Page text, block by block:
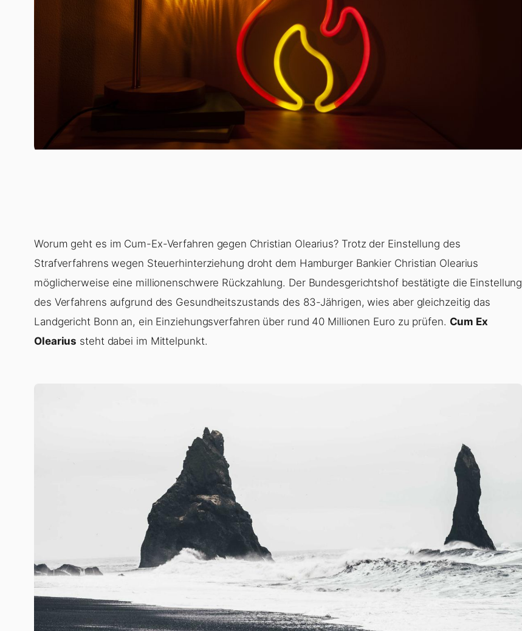
Worum geht es im Cum-Ex-Verfahren gegen Christian Olearius? Trotz der Einstellung des
Strafverfahrens wegen Steuerhinterziehung droht dem Hamburger Bankier Christian Olearius
möglicherweise eine millionenschwere Rückzahlung. Der Bundesgerichtshof bestätigte die Einstellung
des Verfahrens aufgrund des Gesundheitszustands des 83-Jährigen, wies aber gleichzeitig das
Landgericht Bonn an, ein Einziehungsverfahren über rund 40 Millionen Euro zu prüfen. Cum Ex
Olearius steht dabei im Mittelpunkt.